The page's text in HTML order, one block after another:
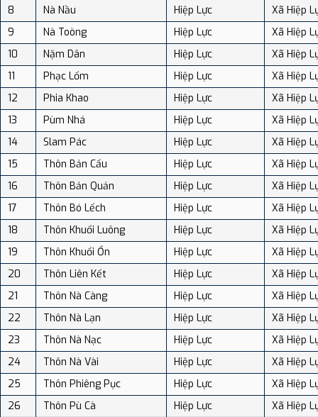
8 Nà Nầu Hiệp Lực
Xã Hiệp
9
Nà Toòng Hiệp Lực
Xã Hiệp
10
Nặm Dân Hiệp Lực
Xã Hiệp
11
Phạc Lốm Hiệp Lực
Xã Hiệp
12
Phia Khao Hiệp Lực
Xã Hiệp
13
Pùm Nhá Hiệp Lực
Xã Hiệp
14
Slam Pác Hiệp Lực
Xã Hiệp
15
Thôn Bản Cấu Hiệp Lực
Xã Hiệp
16
Thôn Bản Quản Hiệp Lực
Xã Hiệp
17
Thôn Bó Lếch Hiệp Lực
Xã Hiệp
18
Thôn Khuổi Luông Hiệp Lực
Xã Hiệp
19
Thôn Khuổi Ổn Hiệp Lực
Xã Hiệp
20
Thôn Liên Kết Hiệp Lực
Xã Hiệp
21
Thôn Nà Càng Hiệp Lực
Xã Hiệp
22
Thôn Nà Lạn Hiệp Lực
Xã Hiệp
23
Thôn Nà Nạc Hiệp Lực
Xã Hiệp
24
Thôn Nà Vài Hiệp Lực
Xã Hiệp
25
Thôn Phiêng Pục Hiệp Lực
Xã Hiệp
26
Thôn Pù Cà Hiệp Lực
Xã Hiệp